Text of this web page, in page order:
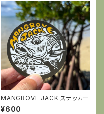
MANGROVE JACK ステッカー
¥600